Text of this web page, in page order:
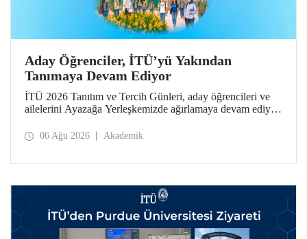
Aday Öğrenciler, İTÜ’yü Yakından
Tanımaya Devam Ediyor
İTÜ 2026 Tanıtım ve Tercih Günleri, aday öğrencileri ve
ailelerini Ayazağa Yerleşkemizde ağırlamaya devam ediyor.
ilgili fakülte ve birimler adaylara bilgi vermeye devam
06 Ağu 2026 Akademik